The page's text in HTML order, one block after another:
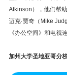
Atkinson），他们帮
迈克·贾奇（Mike
《办公空间》和电视
加州大学圣地亚哥分